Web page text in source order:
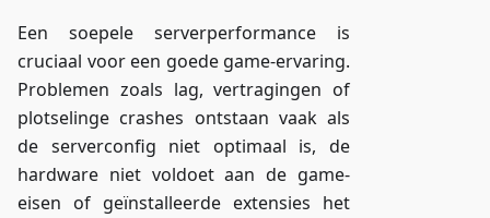
Een soepele serverperformance is
cruciaal voor een goede game-ervaring.
Problemen zoals lag, vertragingen of
plotselinge crashes ontstaan vaak als
de serverconfig niet optimaal is, de
hardware niet voldoet aan de game-
eisen of geïnstalleerde extensies het